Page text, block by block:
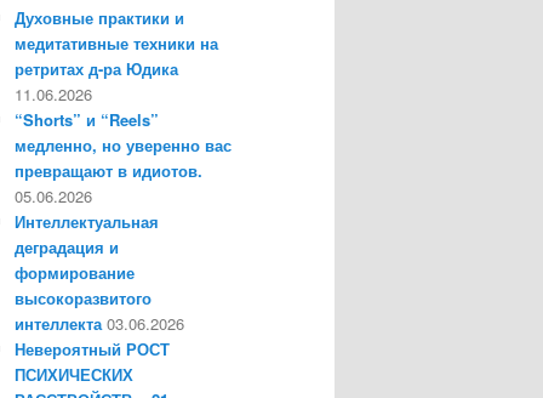
Духовные практики и
медитативные техники на
ретритах д-ра Юдика
11.06.2026
“Shorts” и “Reels”
медленно, но уверенно вас
превращают в идиотов.
05.06.2026
Интеллектуальная
деградация и
формирование
высокоразвитого
интеллекта 03.06.2026
Невероятный РОСТ
ПСИХИЧЕСКИХ